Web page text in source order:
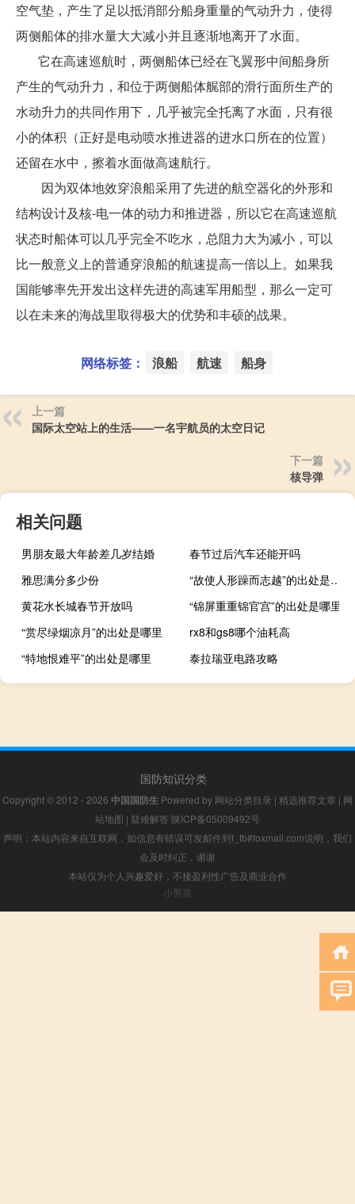
空气垫，产生了足以抵消部分船身重量的气动升力，使得
两侧船体的排水量大大减小并且逐渐地离开了水面。
它在高速巡航时，两侧船体已经在飞翼形中间船身所
产生的气动升力，和位于两侧船体艉部的滑行面所生产的
水动升力的共同作用下，几乎被完全托离了水面，只有很
小的体积（正好是电动喷水推进器的进水口所在的位置）
还留在水中，擦着水面做高速航行。
因为双体地效穿浪船采用了先进的航空器化的外形和
结构设计及核-电一体的动力和推进器，所以它在高速巡航
状态时船体可以几乎完全不吃水，总阻力大为减小，可以
比一般意义上的普通穿浪船的航速提高一倍以上。如果我
国能够率先开发出这样先进的高速军用船型，那么一定可
以在未来的海战里取得极大的优势和丰硕的战果。
网络标签： 浪船 航速 船身
上一篇
国际太空站上的生活——一名宇航员的太空日记
下一篇
核导弹
相关问题
男朋友最大年龄差几岁结婚
春节过后汽车还能开吗
雅思满分多少份
“故使人形躁而志越”的出处是哪里
黄花水长城春节开放吗
“锦屏重重锦官宫”的出处是哪里
“赏尽绿烟凉月”的出处是哪里
rx8和gs8哪个油耗高
“特地恨难平”的出处是哪里
泰拉瑞亚电路攻略
国防知识分类
Copyright © 2012 - 2026 中国国防生 Powered by 网站分类目录 | 精选推荐文章 | 网
站地图 | 疑难解答 陕ICP备05009492号
声明：本站内容来自互联网，如信息有错误可发邮件到f_fb#foxmail.com说明，我们
会及时纠正，谢谢
本站仅为个人兴趣爱好，不接盈利性广告及商业合作
小男孩